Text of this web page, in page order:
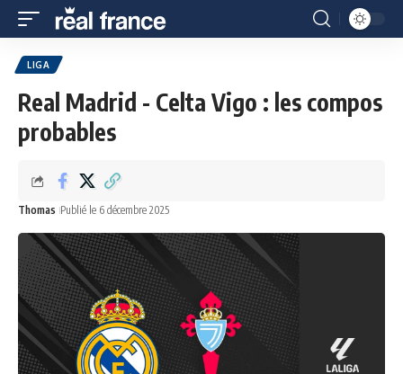
LIGA
Real Madrid - Celta Vigo : les compos
probables
Thomas Publié le 6 décembre 2025